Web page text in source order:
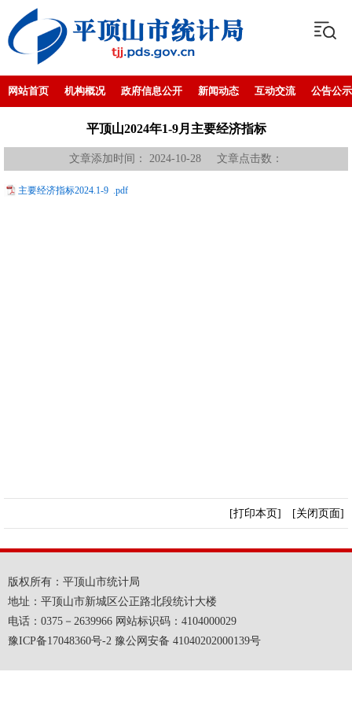
网站首页 机构概况 政府信息公开 新闻动态 互动交流 公告公示
平顶山2024年1-9月主要经济指标
文章添加时间： 2024-10-28 文章点击数：
主要经济指标2024.1-9 .pdf
[打印本页] [关闭页面]
版权所有：平顶山市统计局
地址：平顶山市新城区公正路北段统计大楼
电话：0375－2639966 网站标识码：4104000029
豫ICP备17048360号-2 豫公网安备 41040202000139号